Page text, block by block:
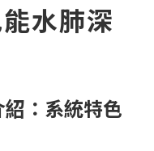
水肺深
紹：系統特色